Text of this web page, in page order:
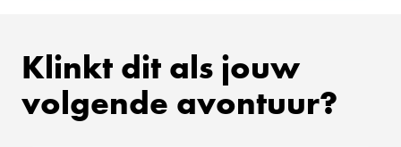
Klinkt dit als jouw
volgende avontuur?